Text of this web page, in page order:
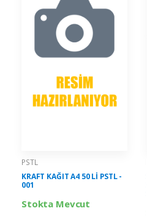
PSTL
KRAFT KAĞIT A4 50 Lİ PSTL -
001
Stokta Mevcut